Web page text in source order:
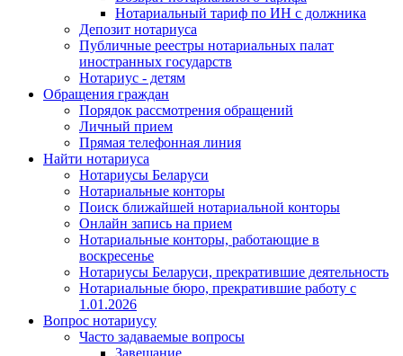
Нотариальный тариф по ИН с должника
Депозит нотариуса
Публичные реестры нотариальных палат
иностранных государств
Нотариус - детям
Обращения граждан
Порядок рассмотрения обращений
Личный прием
Прямая телефонная линия
Найти нотариуса
Нотариусы Беларуси
Нотариальные конторы
Поиск ближайшей нотариальной конторы
Онлайн запись на прием
Нотариальные конторы, работающие в
воскресенье
Нотариусы Беларуси, прекратившие деятельность
Нотариальные бюро, прекратившие работу с
1.01.2026
Вопрос нотариусу
Часто задаваемые вопросы
Завещание